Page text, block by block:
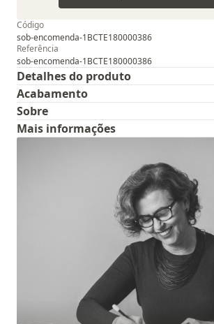
Código
sob-encomenda-1BCTE180000386
Referência
sob-encomenda-1BCTE180000386
Detalhes do produto
Acabamento
Sobre
Mais informações